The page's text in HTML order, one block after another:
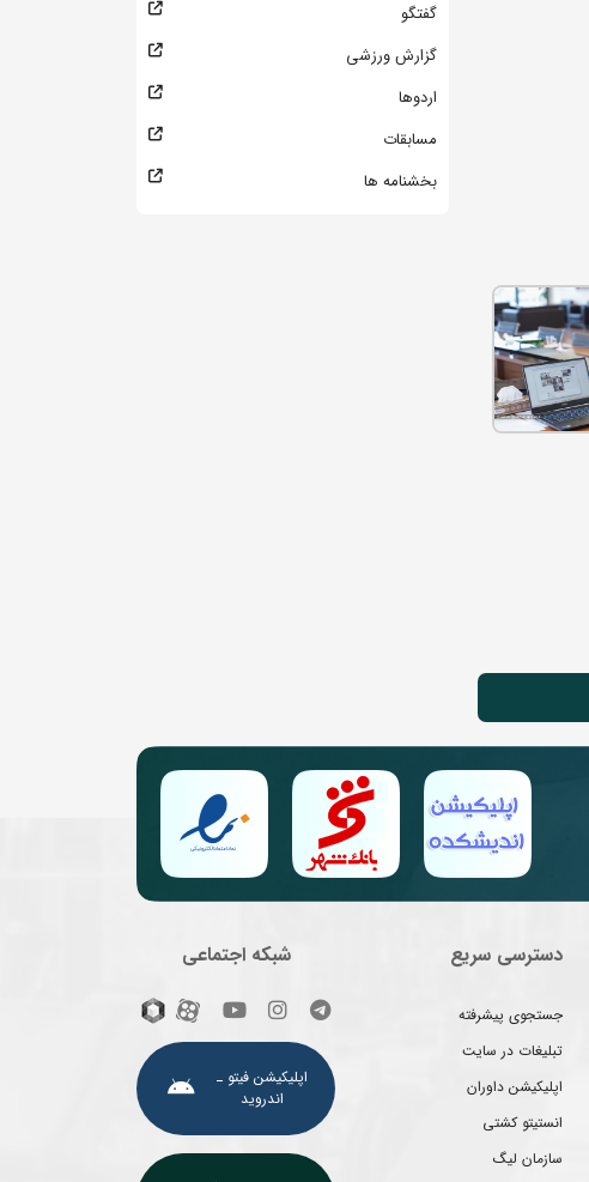
گفتگو
گزارش ورزشی
اردوها
مسابقات
بخشنامه ها
دسترسی سریع
جستجوی پیشرفته
تبلیغات در سایت
اپلیکیشن داوران
انستیتو کشتی
سازمان لیگ
شبکه اجتماعی
اپلیکیشن فیتو ـ
اندروید